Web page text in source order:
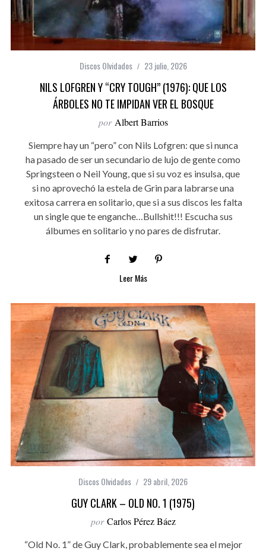
Discos Olvidados 23 julio, 2026
NILS LOFGREN Y “CRY TOUGH” (1976): QUE LOS
ÁRBOLES NO TE IMPIDAN VER EL BOSQUE
por Albert Barrios
Siempre hay un “pero” con Nils Lofgren: que si nunca
ha pasado de ser un secundario de lujo de gente como
Springsteen o Neil Young, que si su voz es insulsa, que
si no aprovechó la estela de Grin para labrarse una
exitosa carrera en solitario, que si a sus discos les falta
un single que te enganche…Bullshit!!! Escucha sus
álbumes en solitario y no pares de disfrutar.
Leer Más
Discos Olvidados 29 abril, 2026
GUY CLARK – OLD NO. 1 (1975)
por Carlos Pérez Báez
“Old No. 1” de Guy Clark, probablemente sea el mejor